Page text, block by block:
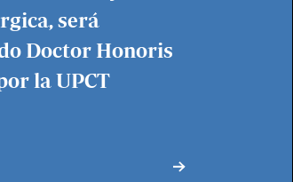
será
Doctor Honoris
la UPCT